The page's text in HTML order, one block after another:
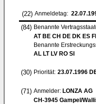
(22) Anmeldetag:
(84) Benannte
AT BE CH DE DK ES
Benannte
AL LT LV RO SI
(30) Priorität: 23.07.1996
(71) Anmelder: LONZA AG
CH-3945 Gampel/